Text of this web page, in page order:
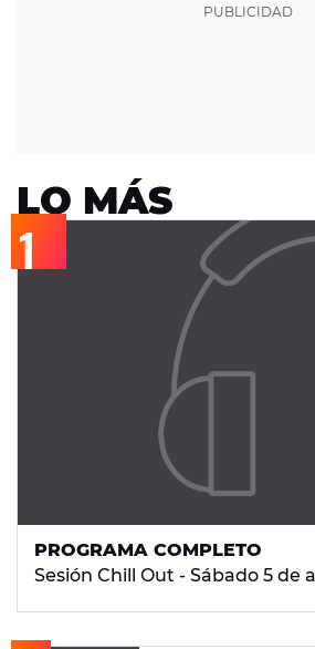
LO MÁS
PROGRAMA COMPLETO
Sesión Chill Out - Sábado 5 de